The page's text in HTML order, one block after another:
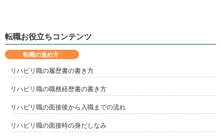
転職お役立ちコンテンツ
転職の進め方
リハビリ職の履歴書の書き方
リハビリ職の職務経歴書の書き方
リハビリ職の面接後から入職までの流れ
リハビリ職の面接時の身だしなみ